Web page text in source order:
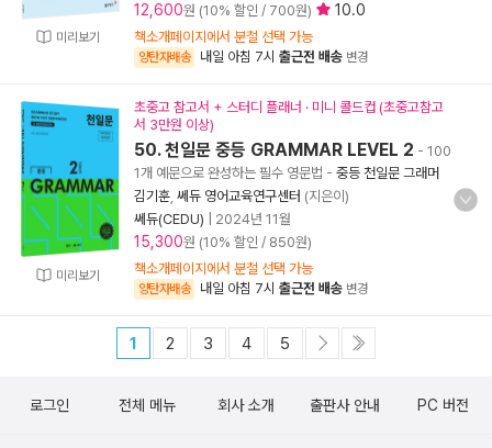
미리보기
12,600원 (10% 할인 / 700원) 10.0
책소개페이지에서 분철 선택 가능
양탄자배송 내일 아침 7시 출근전 배송 변경
미리보기
초중고 참고서 + 스터디 플래너 · 미니 콜드컵 (초중고참고
서 3만원 이상)
50. 천일문 중등 GRAMMAR LEVEL 2 - 100
1개 예문으로 완성하는 필수 영문법 - 중등 천일문 그래머
김기훈 쎄듀 영어교육연구센터 (지은이)
쎄듀(CEDU)
2024년 11월
15,300원 (10% 할인 / 850원)
책소개페이지에서 분철 선택 가능
양탄자배송 내일 아침 7시 출근전 배송 변경
1 2 3 4 5
로그인 전체 메뉴 회사 소개 출판사 안내 PC 버전